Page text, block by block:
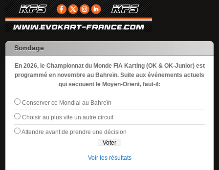
Sondage
En 2026, le Championnat du Monde FIA Karting (OK & OK-Junior) est
programmé en novembre au Bahreïn. Suite aux événements actuels
qui secouent le Moyen-Orient, faut-il:
Conserver ce Mondial au Bahreïn
Choisir au plus vite un autre circuit
Attendre avant de prendre une décision
Voir les résultats